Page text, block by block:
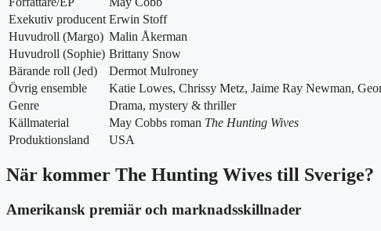
Exekutiv producent Erwin Stoff
Huvudroll (Margo) Malin Åkerman
Huvudroll (Sophie) Brittany Snow
Bärande roll (Jed)
Dermot Mulroney
Övrig ensemble
Katie Lowes, Chrissy Metz, Jaime Ray Newman,
Genre
Drama, mystery & thriller
Källmaterial
May Cobbs roman The Hunting Wives
Produktionsland
USA
När kommer The Hunting Wives till Sverige?
Amerikansk premiär och marknadsskillnader